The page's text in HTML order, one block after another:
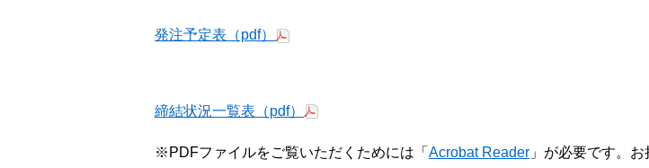
発注予定表（pdf）
締結状況一覧表（pdf）
※PDFファイルをご覧いただくためには「 Acrobat Reader 」が必要です。